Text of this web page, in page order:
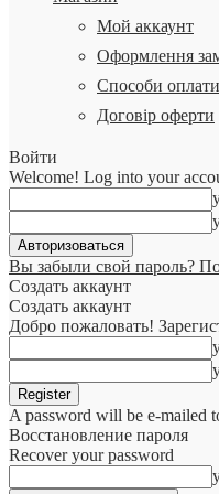
Мой аккаунт
Оформлення
Способи оплати
Договір оферти
Войти
Welcome! Log into your
Вы забыли свой пароль?
Создать аккаунт
Создать аккаунт
Добро пожаловать!
A password will be e-mailed
Восстановление пароля
Recover your password